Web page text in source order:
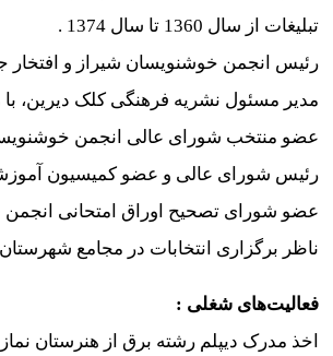
تبلیغات از سال 1360 تا سال 1374 .
رئیس انجمن خوشنویسان شیراز و افتخار جانشینی
مدیر مسئول نشریه فرهنگی کلک دیرین،
رئیس شورای عالی و عضو کمیسیون
عضو شورای تصحیح اوراق امتحانی انجمن
ناظر برگزاری انتخابات در مجامع
فعالیت‌های شغلی :
اخذ مدرک دیپلم رشته برق از هنرستان نمازی